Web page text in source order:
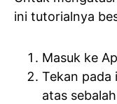
ini tutorialnya
Masuk ke
Tekan pada
atas